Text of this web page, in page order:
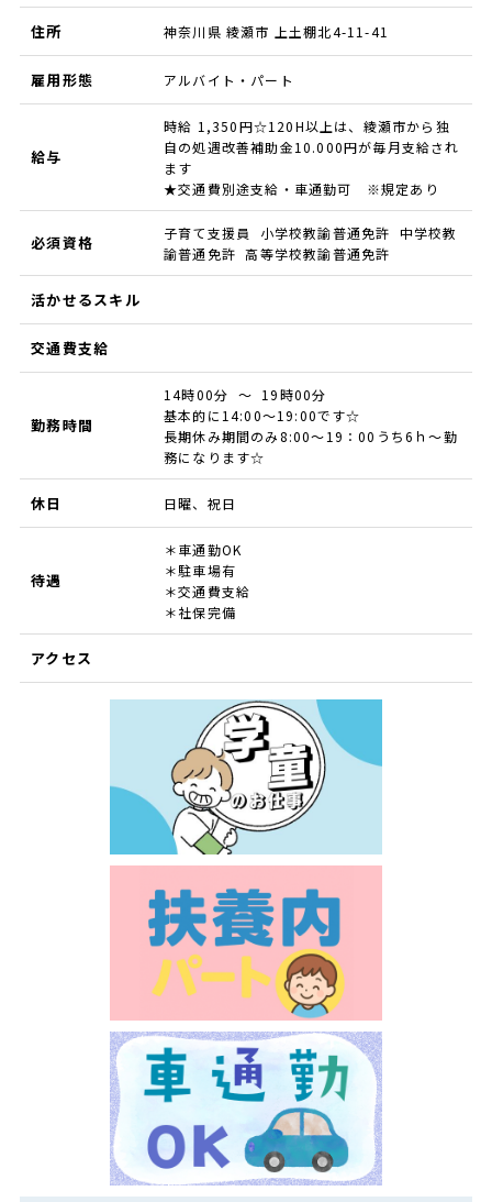
住所 神奈川県 綾瀬市 上土棚北4-11-41
雇用形態 アルバイト・パート
給与
時給 1,350円☆120H以上は、綾瀬市から独
自の処遇改善補助金10.000円が毎月支給され
ます
★交通費別途支給・車通勤可 ※規定あり
必須資格
子育て支援員 小学校教諭普通免許 中学校教
諭普通免許 高等学校教諭普通免許
活かせるスキル
交通費支給
勤務時間
14時00分 ～ 19時00分
基本的に14:00～19:00です☆
長期休み期間のみ8:00～19：00うち6ｈ～勤
務になります☆
休日 日曜、祝日
待遇
＊車通勤OK
＊駐車場有
＊交通費支給
＊社保完備
アクセス